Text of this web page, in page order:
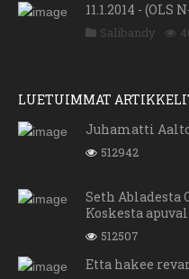
11.1.2014 - (OLS
Salibandy
LUETUIMMAT
Juhamatti
512942
Seth Abladesta
Koskesta
512507
Etta hakee